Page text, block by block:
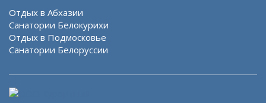
Отдых в Абхазии
Санатории Белокурихи
Отдых в Подмосковье
Санатории Белоруссии